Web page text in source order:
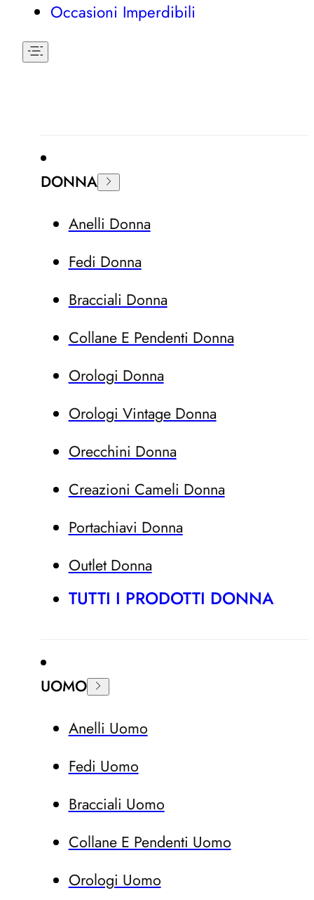
Occasioni Imperdibili
DONNA
Anelli Donna
Fedi Donna
Bracciali Donna
Collane E Pendenti Donna
Orologi Donna
Orologi Vintage Donna
Orecchini Donna
Creazioni Cameli Donna
Portachiavi Donna
Outlet Donna
TUTTI I PRODOTTI DONNA
UOMO
Anelli Uomo
Fedi Uomo
Bracciali Uomo
Collane E Pendenti Uomo
Orologi Uomo